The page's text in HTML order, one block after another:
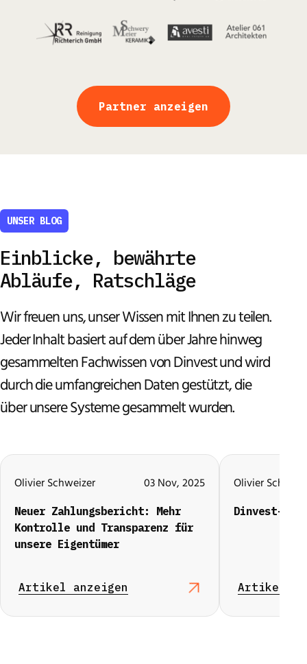
Partner anzeigen
UNSER BLOG
Einblicke, bewährte
Abläufe, Ratschläge
Wir freuen uns, unser Wissen mit Ihnen zu teilen.
Jeder Inhalt basiert auf dem über Jahre hinweg
gesammelten Fachwissen von Dinvest und wird
durch die umfangreichen Daten gestützt, die
über unsere Systeme gesammelt wurden.
Olivier Schweizer 03 Nov, 2025
Neuer Zahlungsbericht: Mehr
Kontrolle und Transparenz für
unsere Eigentümer
Artikel anzeigen
Olivier
Dinvest-
Artikel